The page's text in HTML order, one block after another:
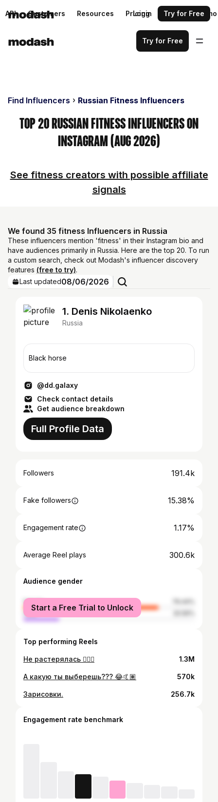
API Customers Resources Pricing Request a demo
Login Try for Free
Try for Free
Find Influencers Russian Fitness Influencers
Top 20 Russian Fitness Influencers on
Instagram (Aug 2026)
See fitness creators with possible affiliate
signals
We found 35 fitness Influencers in Russia
These influencers mention 'fitness' in their Instagram bio and
have audiences primarily in Russia. Here are the top 20. To run
a custom search, check out Modash's influencer discovery
features (free to try).
Last updated08/06/2026
1. Denis Nikolaenko
Russia
Black horse
@dd.galaxy
Check contact details
Get audience breakdown
Full Profile Data
Followers 191.4k
Fake followers 15.38%
Engagement rate 1.17%
Average Reel plays 300.6k
Audience gender
female
male
Start a Free Trial to Unlock
Top performing Reels
Не растерялась ✊🏼😅 1.3M
А какую ты выберешь??? 😂🤙🏽 570k
Зарисовки. 256.7k
Engagement rate benchmark